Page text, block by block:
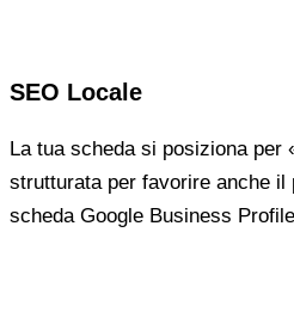
SEO Locale
La tua scheda si posiziona per
strutturata per favorire anche il
scheda Google Business